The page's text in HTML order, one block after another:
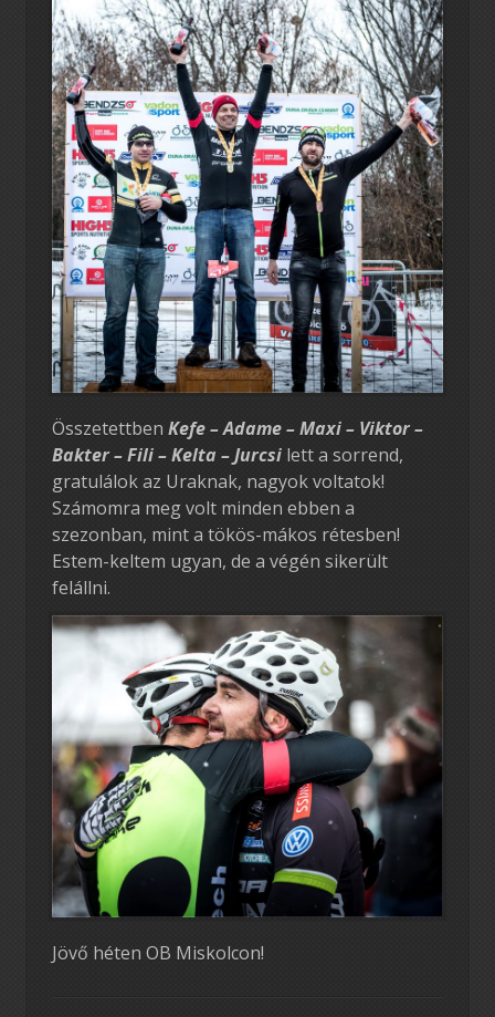
Összetettben Kefe – Adame – Maxi – Viktor –
Bakter – Fili – Kelta – Jurcsilett a sorrend,
gratulálok az Uraknak, nagyok voltatok!
Számomra meg volt minden ebben a
szezonban, mint a tökös-mákos rétesben!
Estem-keltem ugyan, de a végén sikerült
felállni.
Jövő héten OB Miskolcon!